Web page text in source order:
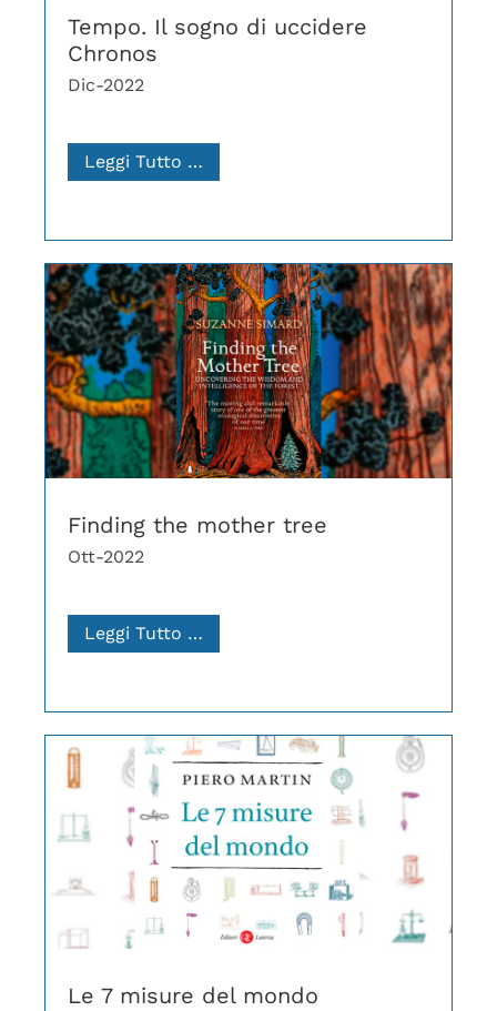
Tempo. Il sogno di uccidere
Chronos
Dic-2022
Leggi Tutto …
Finding the mother tree
Ott-2022
Leggi Tutto …
Le 7 misure del mondo